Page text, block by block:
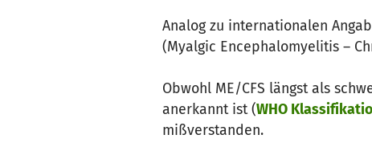
Analog zu internationalen
(Myalgic Encephalomyelitis –
Obwohl ME/CFS längst als
anerkannt ist (WHO
mißverstanden.